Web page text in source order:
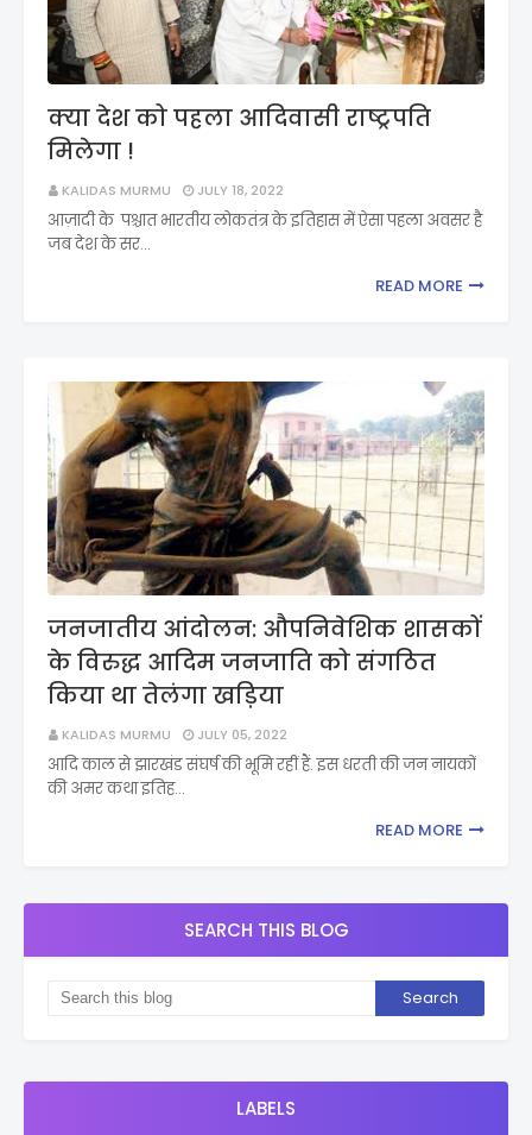
क्या देश को पहला आदिवासी राष्ट्रपति
मिलेगा !
KALIDAS MURMU JULY 18, 2022
आज़ादी के पश्चात भारतीय लोकतंत्र के इतिहास में ऐसा पहला अवसर है
जब देश के सर…
READ MORE
जनजातीय आंदोलन: औपनिवेशिक शासकों
के विरुद्ध आदिम जनजाति को संगठित
किया था तेलंगा खड़िया
KALIDAS MURMU JULY 05, 2022
आदि काल से झारखंड संघर्ष की भूमि रहीं हैं. इस धरती की जन नायकों
की अमर कथा इतिह…
READ MORE
SEARCH THIS BLOG
LABELS